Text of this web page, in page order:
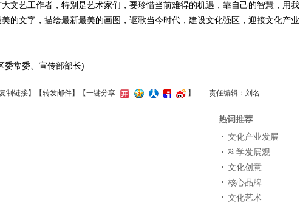
艺工作者，特别是艺术家们，要珍惜当前难得的机遇，靠自己的智慧，用我
的文字，描绘最新最美的画图，讴歌当今时代，建设文化强区，迎接文化产业
常委、宣传部部长)
制链接】【转发邮件】 【一键分享 】 责任编辑：刘名
热词推荐
文化产业发展
科学发展观
文化创意
核心品牌
文化艺术